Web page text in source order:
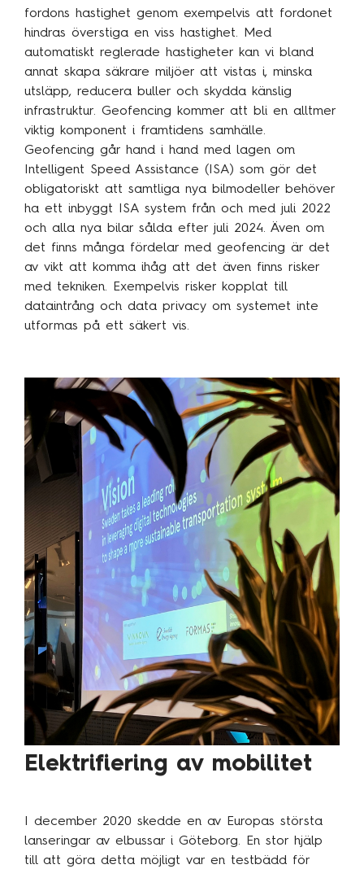
fordons hastighet genom exempelvis att fordonet
hindras överstiga en viss hastighet. Med
automatiskt reglerade hastigheter kan vi bland
annat skapa säkrare miljöer att vistas i, minska
utsläpp, reducera buller och skydda känslig
infrastruktur. Geofencing kommer att bli en alltmer
viktig komponent i framtidens samhälle.
Geofencing går hand i hand med lagen om
Intelligent Speed Assistance (ISA) som gör det
obligatoriskt att samtliga nya bilmodeller behöver
ha ett inbyggt ISA system från och med juli 2022
och alla nya bilar sålda efter juli 2024. Även om
det finns många fördelar med geofencing är det
av vikt att komma ihåg att det även finns risker
med tekniken. Exempelvis risker kopplat till
dataintrång och data privacy om systemet inte
utformas på ett säkert vis.
Elektrifiering av mobilitet
I december 2020 skedde en av Europas största
lanseringar av elbussar i Göteborg. En stor hjälp
till att göra detta möjligt var en testbädd för